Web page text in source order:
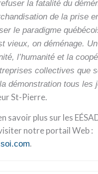
la fatalité du
de la prise
le paradigme
vieux, on déménage.
l’humanité et la
collectives que
démonstration tous les
St-Pierre.
savoir plus sur les
notre portail Web :
.